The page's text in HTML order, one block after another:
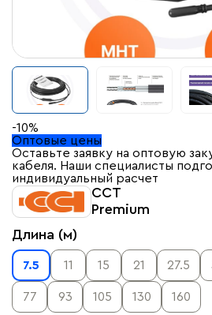
-10%
Оптовые цены
Оставьте заявку на оптовую
кабеля. Наши специалисты
индивидуальный расчет
ССТ
Premium
Длина (м)
7.5 11 15 21 27.5
77 93 105 130 160